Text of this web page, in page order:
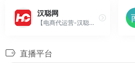
汉聪网
【电商代运营-汉聪网】专业代运营公司,主要提供淘宝代运营,天猫代运营,网店托管,网店代运营,客服外包等服务，一站式专业代运营服务，电商代运营就找汉聪网。
直播平台